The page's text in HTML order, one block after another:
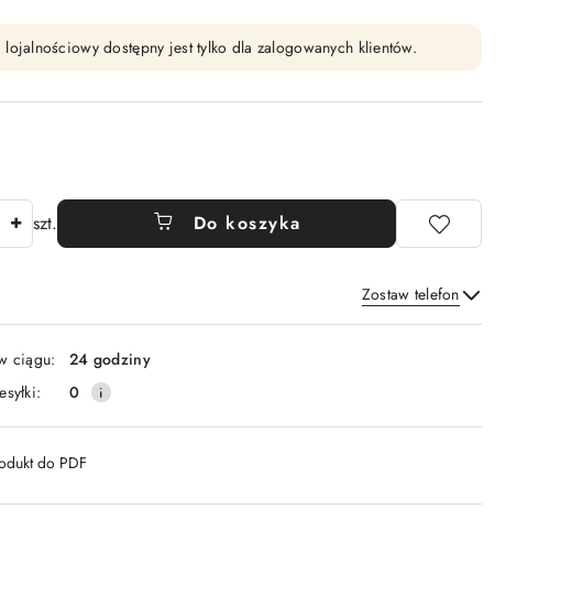
lojalnościowy dostępny jest tylko dla zalogowanych klientów.
szt. Do koszyka
Zostaw telefon
Wyślij
ciągu:
24 godziny
0
do PDF